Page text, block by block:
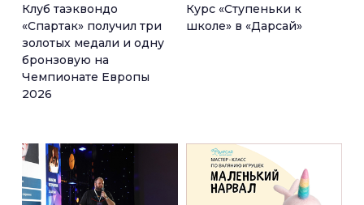
Клуб таэквондо
«Спартак» получил три
золотых медали и одну
бронзовую на
Чемпионате Европы
2026
Курс «Ступеньки к
школе» в «Дарсай»